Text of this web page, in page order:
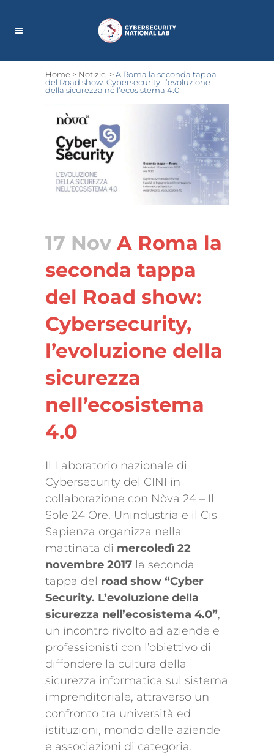
Home > Notizie >A Roma la seconda tappa
del Road show: Cybersecurity, l’evoluzione
della sicurezza nell’ecosistema 4.0
17 Nov A Roma la
seconda tappa
del Road show:
Cybersecurity,
l’evoluzione della
sicurezza
nell’ecosistema
4.0
Il Laboratorio nazionale di
Cybersecurity del CINI in
collaborazione con Nòva 24 – Il
Sole 24 Ore, Unindustria e il Cis
Sapienza organizza nella
mattinata di mercoledì 22
novembre 2017 la seconda
tappa del road show “Cyber
Security. L’evoluzione della
sicurezza nell’ecosistema 4.0”,
un incontro rivolto ad aziende e
professionisti con l’obiettivo di
diffondere la cultura della
sicurezza informatica sul sistema
imprenditoriale, attraverso un
confronto tra università ed
istituzioni, mondo delle aziende
e associazioni di categoria.